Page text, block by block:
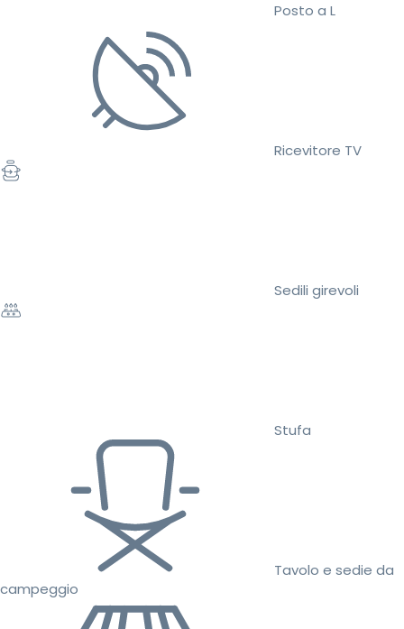
Posto a L
Ricevitore TV
Sedili girevoli
Stufa
Tavolo e sedie da
campeggio